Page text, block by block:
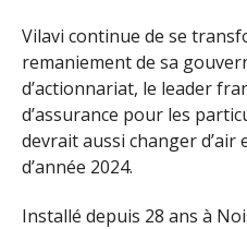
Vilavi continue de se
remaniement de sa
d’actionnariat, le leader
d’assurance pour les
devrait aussi changer d’air
d’année 2024.
Installé depuis 28 ans à